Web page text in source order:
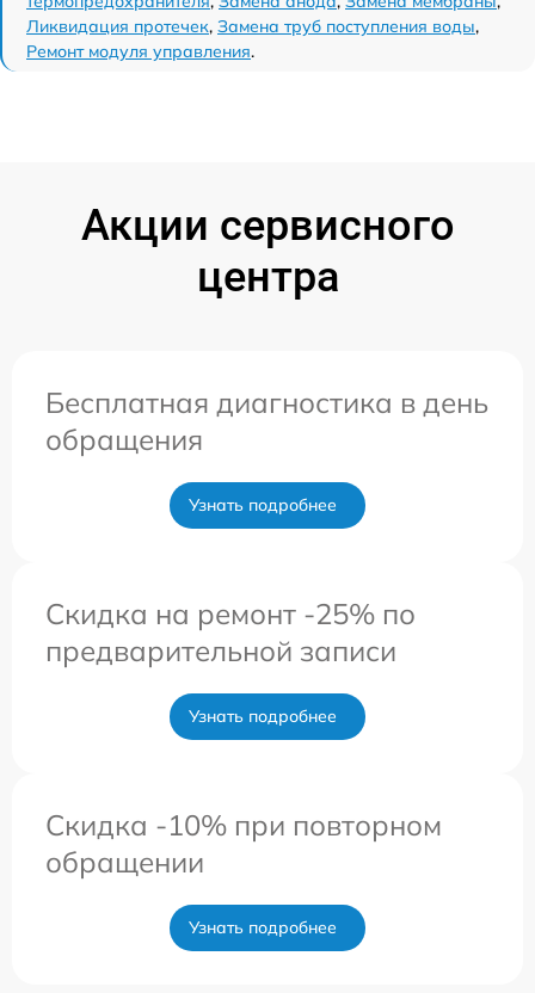
Ликвидация протечек, Замена труб поступления воды,
Ремонт модуля управления.
Акции сервисного
центра
Бесплатная диагностика в день
обращения
Узнать подробнее
Скидка на ремонт -25% по
предварительной записи
Узнать подробнее
Скидка -10% при повторном
обращении
Узнать подробнее